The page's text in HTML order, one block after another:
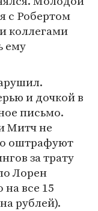
с Робертом
коллегами
ему
и дочкой в
письмо.
Митч не
оштрафуют
за трату
Лорен
все 15
рублей).